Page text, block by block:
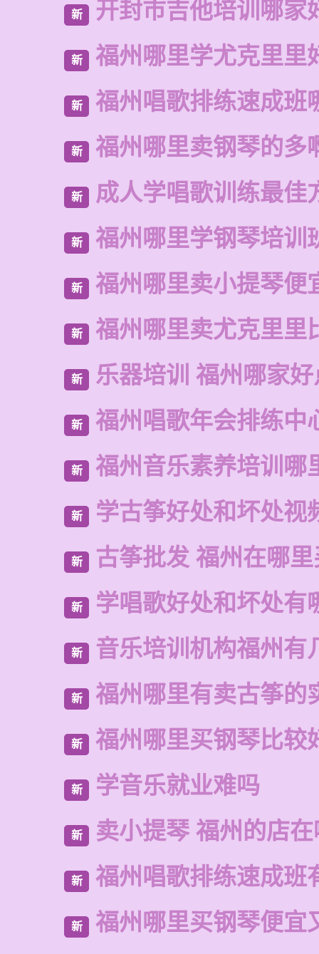
新 开封市吉他培训哪家
新 福州哪里学尤克里里
新 福州唱歌排练速成班
新 福州哪里卖钢琴的多
新 成人学唱歌训练最佳
新 福州哪里学钢琴培训
新 福州哪里卖小提琴便
新 福州哪里卖尤克里里
新 乐器培训 福州哪家好
新 福州唱歌年会排练中
新 福州音乐素养培训哪
新 学古筝好处和坏处视
新 古筝批发 福州在哪
新 学唱歌好处和坏处有
新 音乐培训机构福州有
新 福州哪里有卖古筝的
新 福州哪里买钢琴比较
新 学音乐就业难吗
新 卖小提琴 福州的店
新 福州唱歌排练速成班
新 福州哪里买钢琴便宜